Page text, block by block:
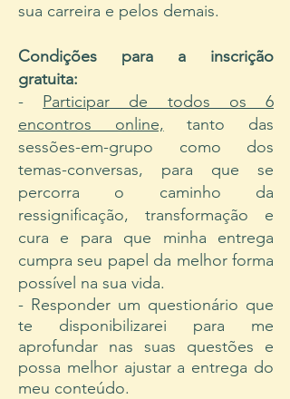
sua carreira e pelos demais.
Condições para a inscrição
gratuita:
- Participar de todos os 6
encontros online, tanto das
sessões-em-grupo como dos
temas-conversas, para que se
percorra o caminho da
ressignificação, transformação e
cura e para que minha entrega
cumpra seu papel da melhor forma
possível na sua vida.
- Responder um questionário que
te disponibilizarei para me
aprofundar nas suas questões e
possa melhor ajustar a entrega do
meu conteúdo.